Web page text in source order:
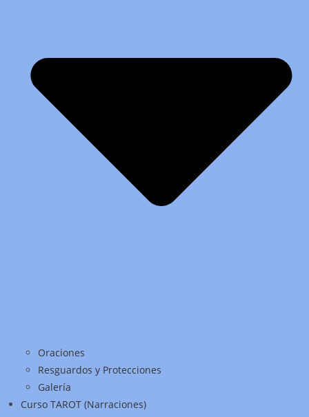
Oraciones
Resguardos y Protecciones
Galería
Curso TAROT (Narraciones)